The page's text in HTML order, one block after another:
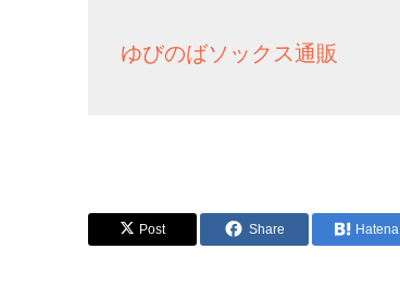
ゆびのばソックス通販
Post Share Hatena